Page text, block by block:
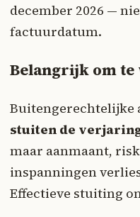
december 2026 —
factuurdatum.
Belangrijk om te
Buitengerechtelijke
stuiten de
maar aanmaant,
inspanningen
Effectieve stuiting